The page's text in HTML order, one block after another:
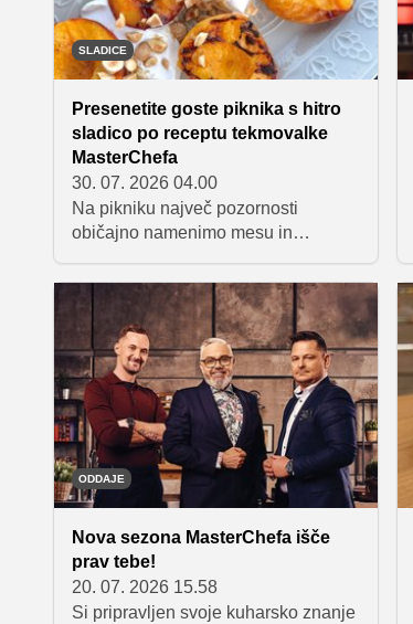
SLADICE
Presenetite goste piknika s hitro
sladico po receptu tekmovalke
MasterChefa
30. 07. 2026 04.00
Na pikniku največ pozornosti
običajno namenimo mesu in
na sladek zaključek druženja. Tokrat
predstavljamo izvirno idejo Natalije
Sebanc, ki smo jo spoznali v
MasterChefu. Njena sladica
združuje na žaru pečene breskve z
osvežilno kremo iz kisle smetane.
Priprava je hitra, rezultat pa popolna
kombinacija toplih in hladnih
okusov, ki bo navdušila vaše goste.
ODDAJE
Nova sezona MasterChefa išče
prav tebe!
20. 07. 2026 15.58
Si pripravljen svoje kuharsko znanje